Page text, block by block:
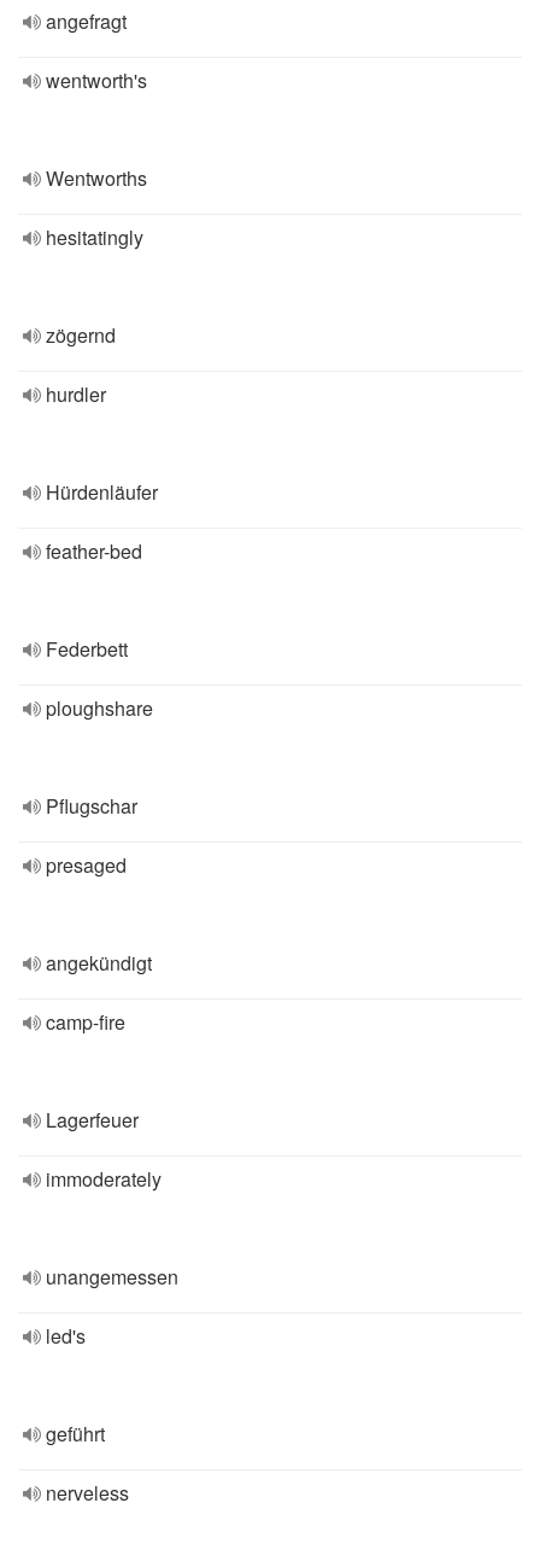
angefragt
wentworth's
Wentworths
hesitatingly
zögernd
hurdler
Hürdenläufer
feather-bed
Federbett
ploughshare
Pflugschar
presaged
angekündigt
camp-fire
Lagerfeuer
immoderately
unangemessen
led's
geführt
nerveless